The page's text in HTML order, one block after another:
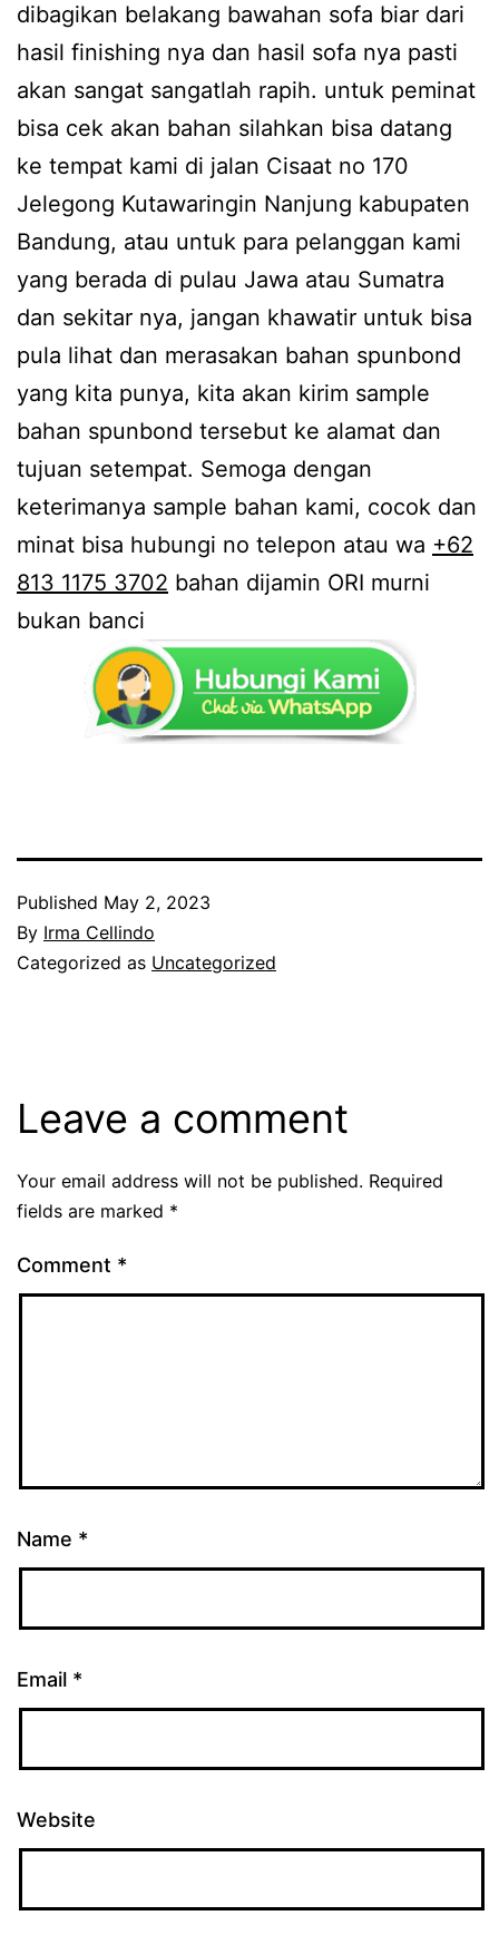
dibagikan belakang bawahan sofa biar dari
hasil finishing nya dan hasil sofa nya pasti
akan sangat sangatlah rapih. untuk peminat
bisa cek akan bahan silahkan bisa datang
ke tempat kami di jalan Cisaat no 170
Jelegong Kutawaringin Nanjung kabupaten
Bandung, atau untuk para pelanggan kami
yang berada di pulau Jawa atau Sumatra
dan sekitar nya, jangan khawatir untuk bisa
pula lihat dan merasakan bahan spunbond
yang kita punya, kita akan kirim sample
bahan spunbond tersebut ke alamat dan
tujuan setempat. Semoga dengan
keterimanya sample bahan kami, cocok dan
minat bisa hubungi no telepon atau wa +62
813 1175 3702 bahan dijamin ORI murni
bukan banci
Published May 2, 2023
By Irma Cellindo
Categorized as Uncategorized
Leave a comment
Your email address will not be published. Required
fields are marked *
Comment *
Name *
Email *
Website